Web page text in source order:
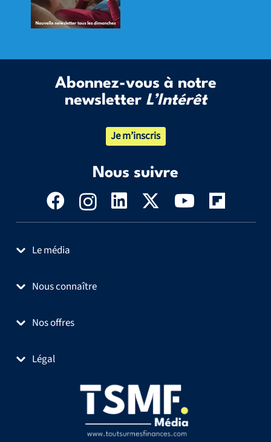
Abonnez-vous à notre
newsletter L’Intérêt
Je m’inscris
Nous suivre
Le média
Nous connaître
Nos offres
Légal